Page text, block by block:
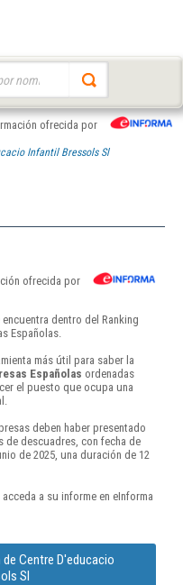
ofrecida por
Infantil Bressols Sl
ofrecida por
dentro del Ranking
Españolas.
más útil para saber la
Españolas ordenadas
el puesto que ocupa una
deben haber presentado
de descuadres, con fecha de
de 2025, una duración de 12
a su informe en eInforma
Centre D'educacio
Sl